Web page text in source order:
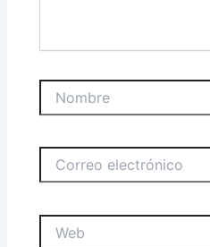
electrónico